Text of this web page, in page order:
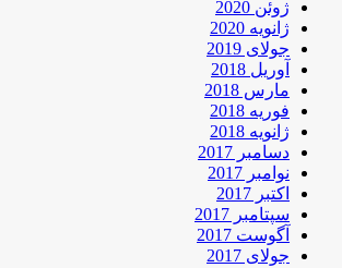
ژوئن 2020
ژانویه 2020
جولای 2019
آوریل 2018
مارس 2018
فوریه 2018
ژانویه 2018
دسامبر 2017
نوامبر 2017
اکتبر 2017
سپتامبر 2017
آگوست 2017
جولای 2017